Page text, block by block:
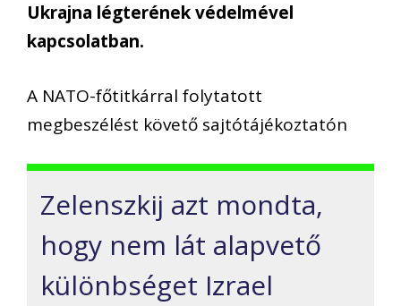
Ukrajna légterének védelmével
kapcsolatban.
A NATO-főtitkárral folytatott
megbeszélést követő sajtótájékoztatón
Zelenszkij azt mondta,
hogy nem lát alapvető
különbséget Izrael